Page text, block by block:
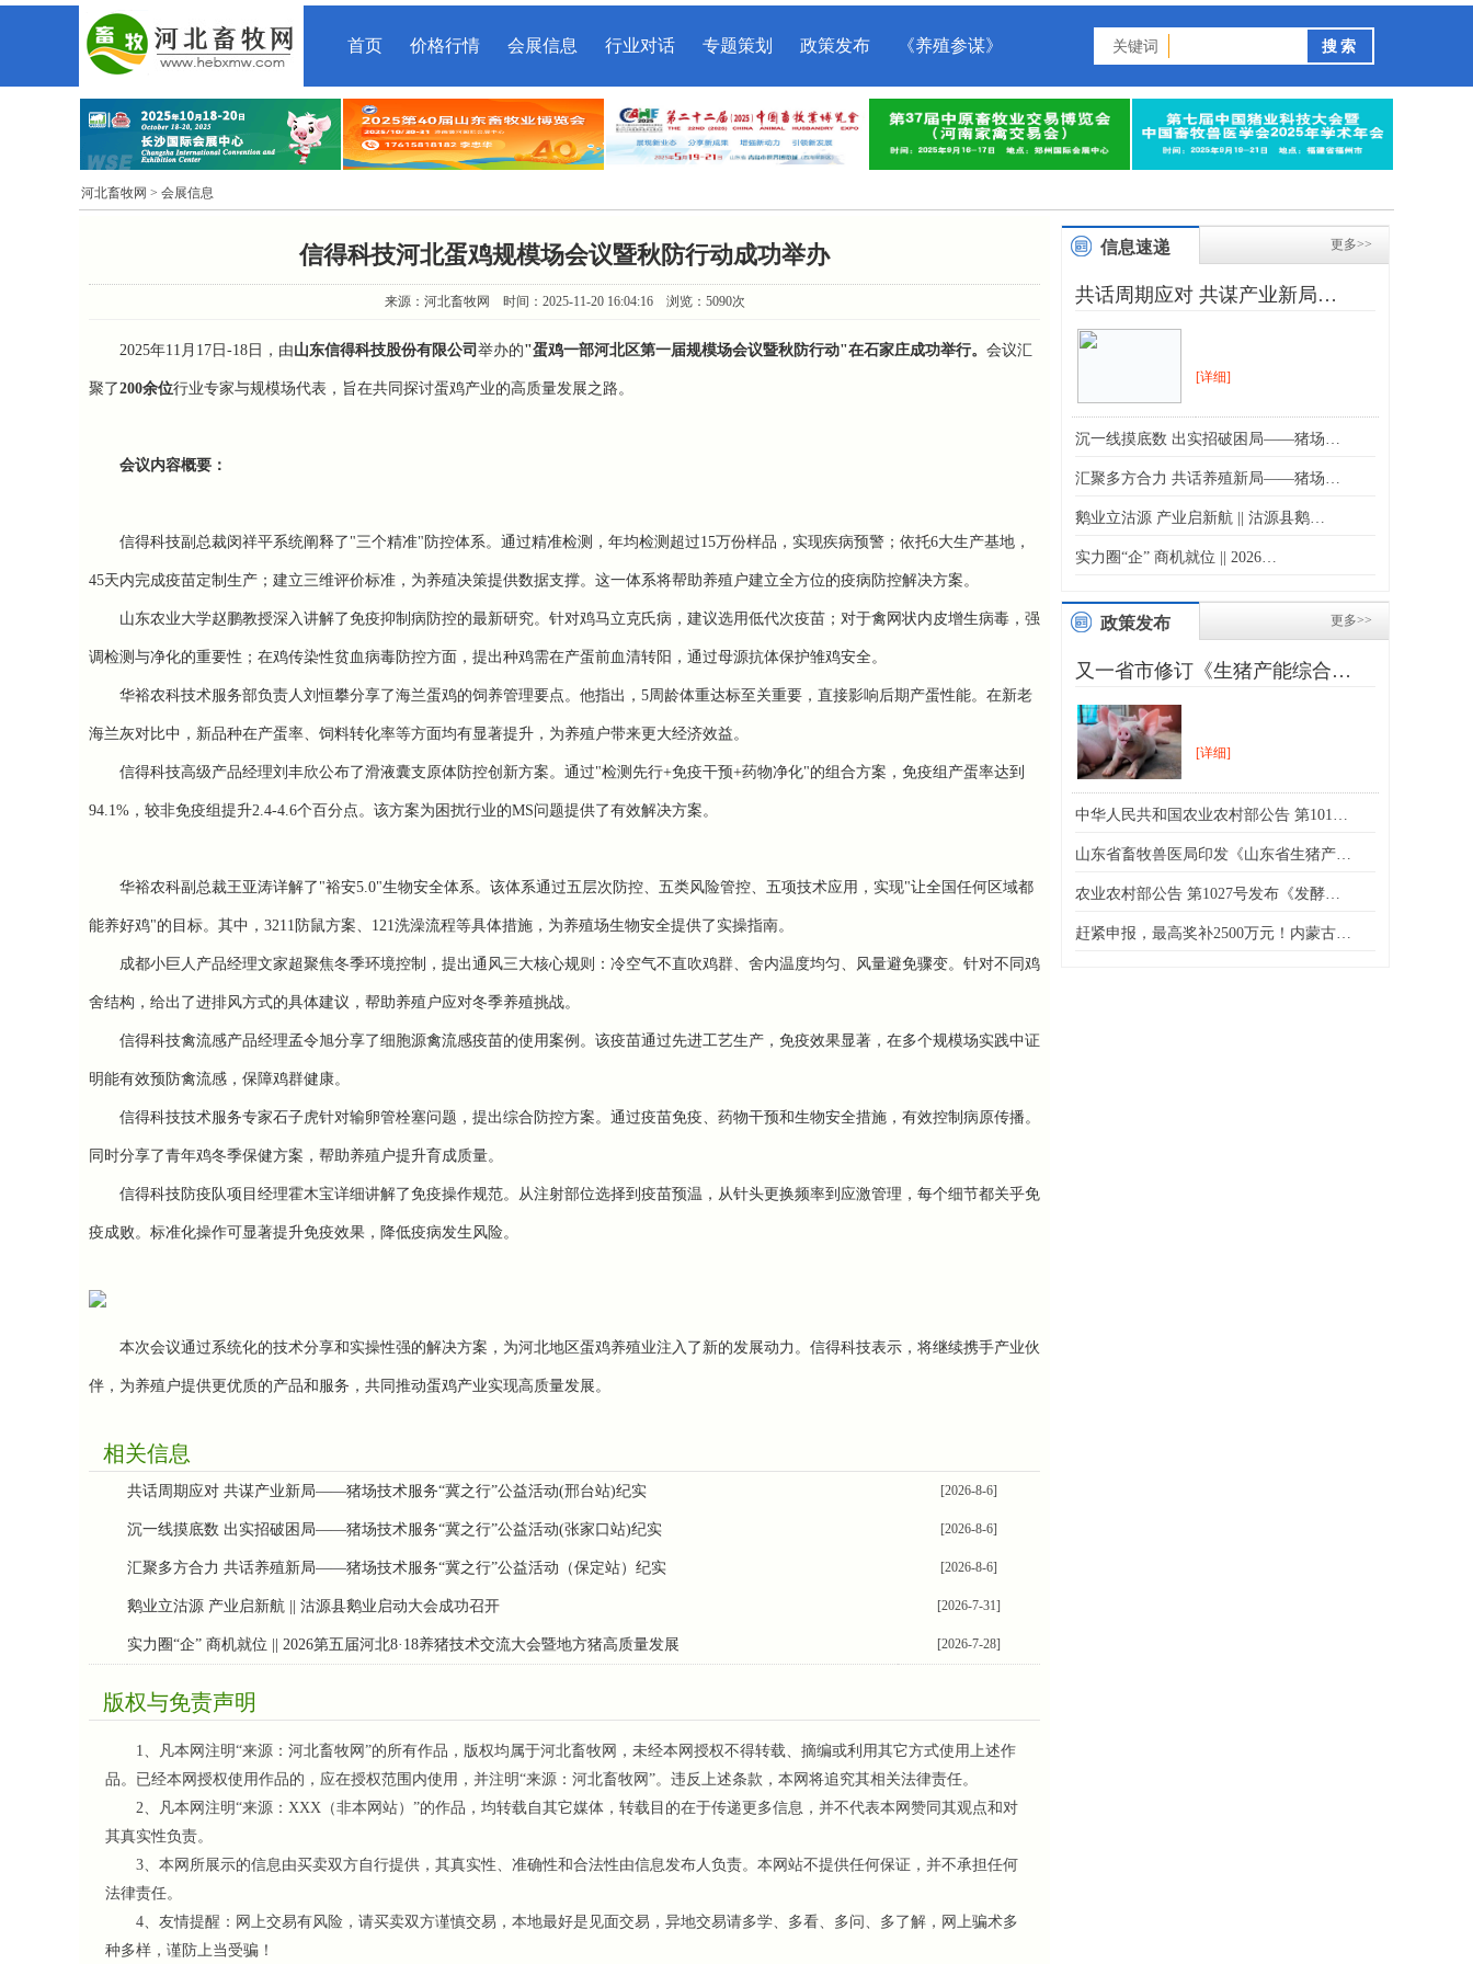
首页 价格行情 会展信息 行业对话 专题策划 政策发布 《养殖参谋》 关键词
河北畜牧网 > 会展信息
信得科技河北蛋鸡规模场会议暨秋防行动成功举办
来源：河北畜牧网 时间：2025-11-20 16:04:16 浏览：5090次
2025年11月17日-18日，由山东信得科技股份有限公司 举办的"蛋鸡一部河北区第一届规模场会议暨秋防行动"在石家庄成功举行。 会议汇
聚了200余位行业专家与规模场代表，旨在共同探讨蛋鸡产业的高质量发展之路。
会议内容概要：
信得科技副总裁闵祥平系统阐释了"三个精准"防控体系。通过精准检测，年均检测超过15万份样品，实现疾病预警；依托6大生产基地，
45天内完成疫苗定制生产；建立三维评价标准，为养殖决策提供数据支撑。这一体系将帮助养殖户建立全方位的疫病防控解决方案。
山东农业大学赵鹏教授深入讲解了免疫抑制病防控的最新研究。针对鸡马立克氏病，建议选用低代次疫苗；对于禽网状内皮增生病毒，强
调检测与净化的重要性；在鸡传染性贫血病毒防控方面，提出种鸡需在产蛋前血清转阳，通过母源抗体保护雏鸡安全。
华裕农科技术服务部负责人刘恒攀分享了海兰蛋鸡的饲养管理要点。他指出，5周龄体重达标至关重要，直接影响后期产蛋性能。在新老
海兰灰对比中，新品种在产蛋率、饲料转化率等方面均有显著提升，为养殖户带来更大经济效益。
信得科技高级产品经理刘丰欣公布了滑液囊支原体防控创新方案。通过"检测先行+免疫干预+药物净化"的组合方案，免疫组产蛋率达到
94.1%，较非免疫组提升2.4-4.6个百分点。该方案为困扰行业的MS问题提供了有效解决方案。
华裕农科副总裁王亚涛详解了"裕安5.0"生物安全体系。该体系通过五层次防控、五类风险管控、五项技术应用，实现"让全国任何区域都
能养好鸡"的目标。其中，3211防鼠方案、121洗澡流程等具体措施，为养殖场生物安全提供了实操指南。
成都小巨人产品经理文家超聚焦冬季环境控制，提出通风三大核心规则：冷空气不直吹鸡群、舍内温度均匀、风量避免骤变。针对不同鸡
舍结构，给出了进排风方式的具体建议，帮助养殖户应对冬季养殖挑战。
信得科技禽流感产品经理孟令旭分享了细胞源禽流感疫苗的使用案例。该疫苗通过先进工艺生产，免疫效果显著，在多个规模场实践中证
明能有效预防禽流感，保障鸡群健康。
信得科技技术服务专家石子虎针对输卵管栓塞问题，提出综合防控方案。通过疫苗免疫、药物干预和生物安全措施，有效控制病原传播。
同时分享了青年鸡冬季保健方案，帮助养殖户提升育成质量。
信得科技防疫队项目经理霍木宝详细讲解了免疫操作规范。从注射部位选择到疫苗预温，从针头更换频率到应激管理，每个细节都关乎免
疫成败。标准化操作可显著提升免疫效果，降低疫病发生风险。
本次会议通过系统化的技术分享和实操性强的解决方案，为河北地区蛋鸡养殖业注入了新的发展动力。信得科技表示，将继续携手产业伙
伴，为养殖户提供更优质的产品和服务，共同推动蛋鸡产业实现高质量发展。
相关信息
共话周期应对 共谋产业新局——猪场技术服务“冀之行”公益活动(邢台站)纪实 [2026-8-6]
沉一线摸底数 出实招破困局——猪场技术服务“冀之行”公益活动(张家口站)纪实 [2026-8-6]
汇聚多方合力 共话养殖新局——猪场技术服务“冀之行”公益活动（保定站）纪实 [2026-8-6]
鹅业立沽源 产业启新航 || 沽源县鹅业启动大会成功召开 [2026-7-31]
实力圈“企” 商机就位 || 2026第五届河北8·18养猪技术交流大会暨地方猪高质量发展 [2026-7-28]
版权与免责声明
1、凡本网注明“来源：河北畜牧网”的所有作品，版权均属于河北畜牧网，未经本网授权不得转载、摘编或利用其它方式使用上述作
品。已经本网授权使用作品的，应在授权范围内使用，并注明“来源：河北畜牧网”。违反上述条款，本网将追究其相关法律责任。
2、凡本网注明“来源：XXX（非本网站）”的作品，均转载自其它媒体，转载目的在于传递更多信息，并不代表本网赞同其观点和对
其真实性负责。
3、本网所展示的信息由买卖双方自行提供，其真实性、准确性和合法性由信息发布人负责。本网站不提供任何保证，并不承担任何
法律责任。
4、友情提醒：网上交易有风险，请买卖双方谨慎交易，本地最好是见面交易，异地交易请多学、多看、多问、多了解，网上骗术多
种多样，谨防上当受骗！
更多>>
信息速递
共话周期应对 共谋产业新局…
[详细]
沉一线摸底数 出实招破困局——猪场…
汇聚多方合力 共话养殖新局——猪场…
鹅业立沽源 产业启新航 || 沽源县鹅…
实力圈“企” 商机就位 || 2026…
更多>>
政策发布
又一省市修订《生猪产能综合…
[详细]
中华人民共和国农业农村部公告 第101…
山东省畜牧兽医局印发《山东省生猪产…
农业农村部公告 第1027号发布《发酵…
赶紧申报，最高奖补2500万元！内蒙古…